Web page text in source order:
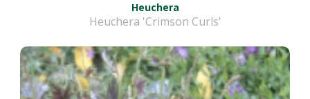
Heuchera
Heuchera 'Crimson Curls'